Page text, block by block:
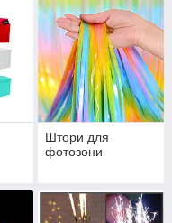
Штори для
фотозони